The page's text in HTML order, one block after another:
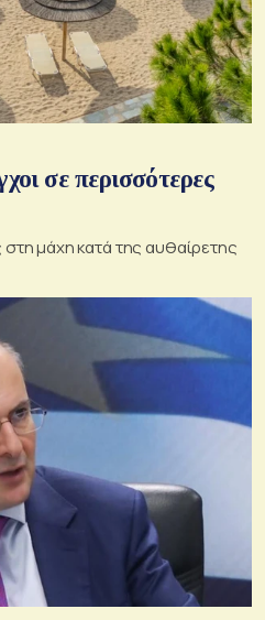
σε περισσότερες
στη μάχη κατά της αυθαίρετης